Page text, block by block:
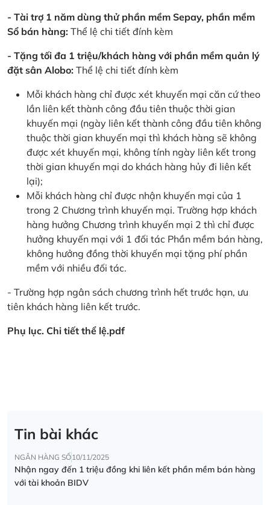
- Tài trợ 1 năm dùng thử phần mềm Sepay, phần mềm
Sổ bán hàng: Thể lệ chi tiết đính kèm
- Tặng tối đa 1 triệu/khách hàng với phần mềm quản lý
đặt sân Alobo: Thể lệ chi tiết đính kèm
Mỗi khách hàng chỉ được xét khuyến mại căn cứ theo
lần liên kết thành công đầu tiên thuộc thời gian
khuyến mại (ngày liên kết thành công đầu tiên không
thuộc thời gian khuyến mại thì khách hàng sẽ không
được xét khuyến mại, không tính ngày liên kết trong
thời gian khuyến mại do khách hàng hủy đi liên kết
lại);
Mỗi khách hàng chỉ được nhận khuyến mại của 1
trong 2 Chương trình khuyến mại. Trường hợp khách
hàng hưởng Chương trình khuyến mại 2 thì chỉ được
hưởng khuyến mại với 1 đối tác Phần mềm bán hàng,
không hưởng đồng thời khuyến mại tặng phí phần
mềm với nhiều đối tác.
- Trường hợp ngân sách chương trình hết trước hạn, ưu
tiên khách hàng liên kết trước.
Phụ lục. Chi tiết thể lệ.pdf
Tin bài khác
NGÂN HÀNG SỐ10/11/2025
Nhận ngay đến 1 triệu đồng khi liên kết phần mềm bán hàng
với tài khoản BIDV